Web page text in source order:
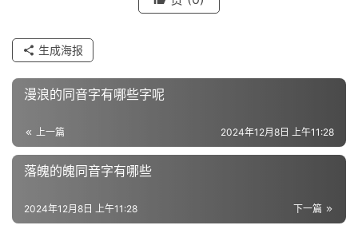
反
义
近
词
生成海报
漫浪的同音字有哪些字呢
上一篇 2024年12月8日 上午11:28
落魄的魄同音字有哪些
下一篇
2024年12月8日 上午11:28